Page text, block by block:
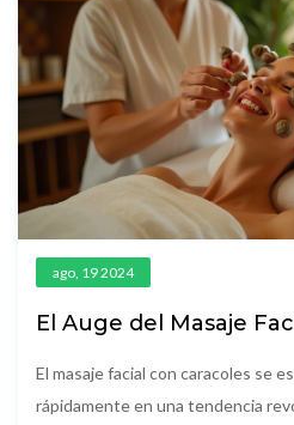
ago, 19 2024
El Auge del Masaje
El masaje facial con caracoles se
rápidamente en una tendencia